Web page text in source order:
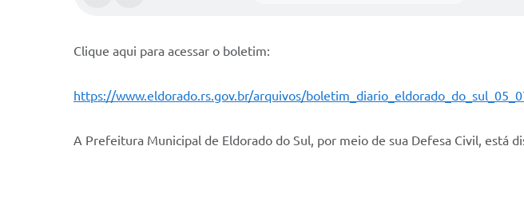
Clique aqui para acessar o boletim:
https://www.eldorado.rs.gov.br/arquivos/
A Prefeitura Municipal de Eldorado do Sul, por meio de sua Defesa Civil, está